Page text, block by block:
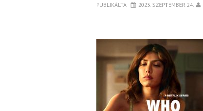
PUBLIKÁLTA 2023. SZEPTEMBER 24.